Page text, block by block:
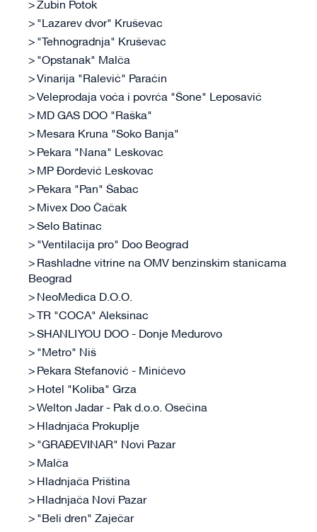
Zubin Potok
"Lazarev dvor" Kruševac
"Tehnogradnja" Kruševac
"Opstanak" Malča
Vinarija "Ralević" Paraćin
Veleprodaja voća i povrća "Šone" Leposavić
MD GAS DOO "Raška"
Mesara Kruna "Soko Banja"
Pekara "Nana" Leskovac
MP Đorđević Leskovac
Pekara "Pan" Šabac
Mivex Doo Čačak
Selo Batinac
"Ventilacija pro" Doo Beograd
Rashladne vitrine na OMV benzinskim stanicama
Beograd
NeoMedica D.O.O.
TR "COCA" Aleksinac
SHANLI YOU DOO - Donje Međurovo
"Metro" Niš
Pekara Stefanović - Minićevo
Hotel "Koliba" Grza
Welton Jadar - Pak d.o.o. Osečina
Hladnjača Prokuplje
"GRAĐEVINAR" Novi Pazar
Malča
Hladnjača Priština
Hladnjača Novi Pazar
"Beli dren" Zaječar